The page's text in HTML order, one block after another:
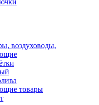
воздуховоды,
товары